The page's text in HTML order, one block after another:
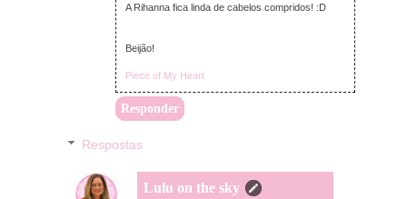
A Rihanna fica linda de cabelos compridos! :D
Beijão!
Piece of My Heart
Responder
Respostas
Lulu on the sky